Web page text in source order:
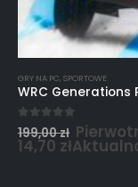
GRY NA PC, SPORTOWE
0out of 5
199,00zł
14,70 zł